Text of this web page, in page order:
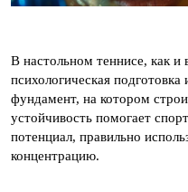
В настольном теннисе, как
психологическая
фундамент, на котором
устойчивость помогает
потенциал, правильно
концентрацию.